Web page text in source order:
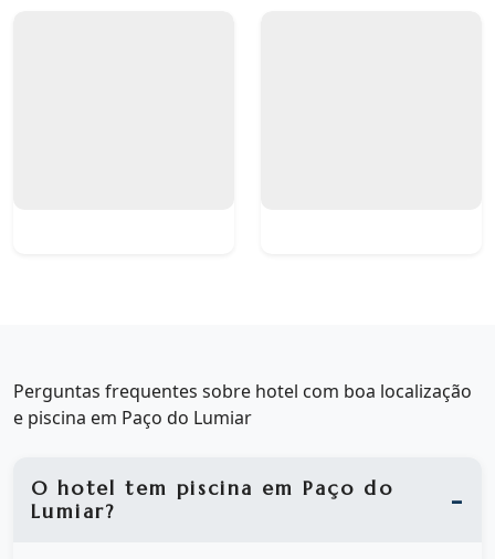
Perguntas frequentes sobre hotel com boa localização
e piscina em Paço do Lumiar
O hotel tem piscina em Paço do
Lumiar?